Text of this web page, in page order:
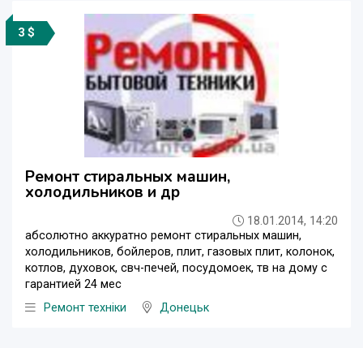
3 $
Ремонт стиральных машин,
холодильников и др
18.01.2014, 14:20
абсолютно аккуратно ремонт стиральных машин,
холодильников, бойлеров, плит, газовых плит, колонок,
котлов, духовок, свч-печей, посудомоек, тв на дому с
гарантией 24 мес
Ремонт техніки
Донецьк